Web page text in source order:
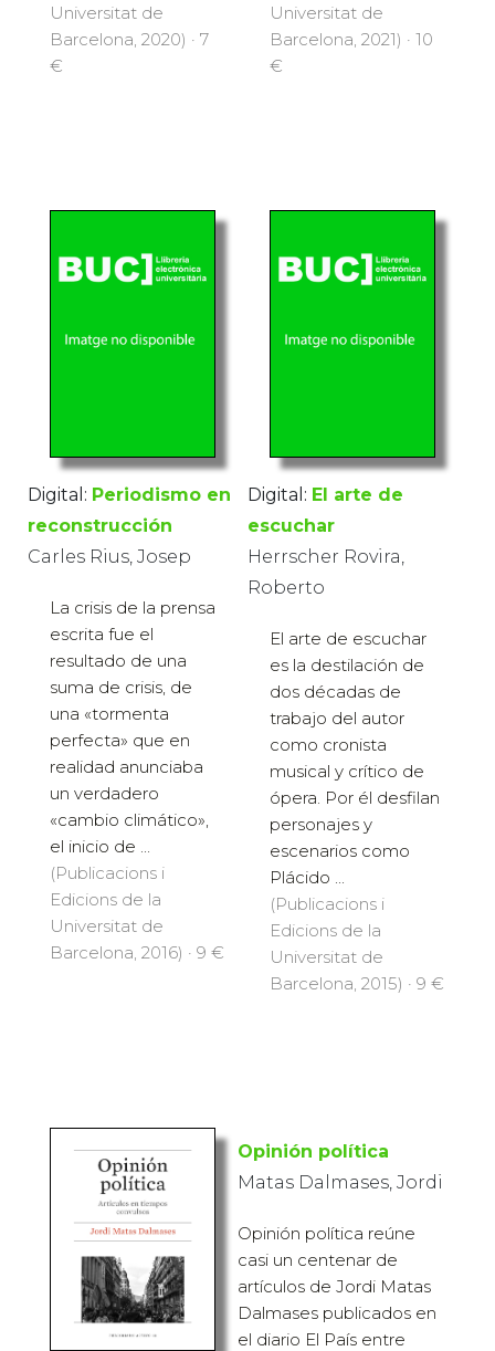
Universitat de
Barcelona, 2020) · 7
€
Universitat de
Barcelona, 2021) · 10
€
Digital: Periodismo en
reconstrucción
Carles Rius, Josep
La crisis de la prensa
escrita fue el
resultado de una
suma de crisis, de
una «tormenta
perfecta» que en
realidad anunciaba
un verdadero
«cambio climático»,
el inicio de ...
(Publicacions i
Edicions de la
Universitat de
Barcelona, 2016) · 9 €
Digital: El arte de
escuchar
Herrscher Rovira,
Roberto
El arte de escuchar
es la destilación de
dos décadas de
trabajo del autor
como cronista
musical y crítico de
ópera. Por él desfilan
personajes y
escenarios como
Plácido ...
(Publicacions i
Edicions de la
Universitat de
Barcelona, 2015) · 9 €
Opinión política
Matas Dalmases, Jordi
Opinión política reúne
casi un centenar de
artículos de Jordi Matas
Dalmases publicados en
el diario El País entre